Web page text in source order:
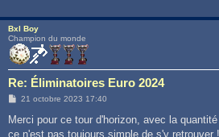
Bxl Boy
Champion du monde
Re: Éliminatoires Euro 2024
M
s
21 octobre 2023 17:40
Merci pour ce tour d'horizon, avec la
ce n'est pas toujours simple de s'y retrouver !